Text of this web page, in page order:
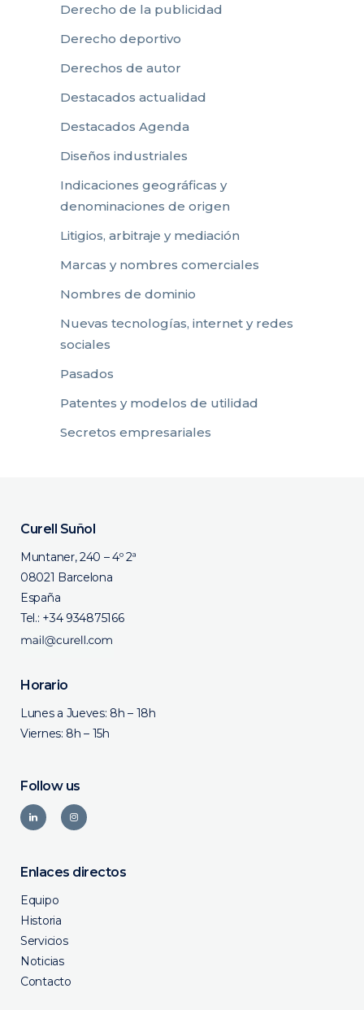
Derecho de la publicidad
Derecho deportivo
Derechos de autor
Destacados actualidad
Destacados Agenda
Diseños industriales
Indicaciones geográficas y
denominaciones de origen
Litigios, arbitraje y mediación
Marcas y nombres comerciales
Nombres de dominio
Nuevas tecnologías, internet y redes
sociales
Pasados
Patentes y modelos de utilidad
Secretos empresariales
Curell Suñol
Muntaner, 240 – 4º 2ª
08021 Barcelona
España
Tel.: +34 934875166
Horario
Lunes a Jueves: 8h – 18h
Viernes: 8h – 15h
Follow us
Enlaces directos
Equipo
Historia
Servicios
Noticias
Contacto